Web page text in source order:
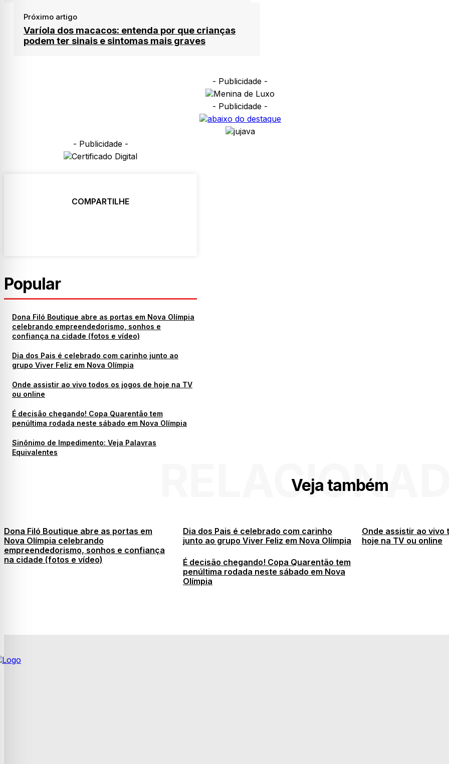
Próximo artigo
Varíola dos macacos: entenda por que crianças
podem ter sinais e sintomas mais graves
- Publicidade -
- Publicidade -
- Publicidade -
COMPARTILHE
Popular
Dona Filó Boutique abre as portas em Nova Olímpia
celebrando empreendedorismo, sonhos e
confiança na cidade (fotos e vídeo)
Dia dos Pais é celebrado com carinho junto ao
grupo Viver Feliz em Nova Olímpia
Onde assistir ao vivo todos os jogos de hoje na TV
ou online
É decisão chegando! Copa Quarentão tem
penúltima rodada neste sábado em Nova Olímpia
Sinônimo de Impedimento: Veja Palavras
Equivalentes
Veja também
Dona Filó Boutique abre as portas em
Nova Olímpia celebrando
empreendedorismo, sonhos e confiança
na cidade (fotos e vídeo)
Dia dos Pais é celebrado com carinho
junto ao grupo Viver Feliz em Nova Olímpia
Onde assistir ao vivo
hoje na TV ou online
É decisão chegando! Copa Quarentão tem
penúltima rodada neste sábado em Nova
Olímpia